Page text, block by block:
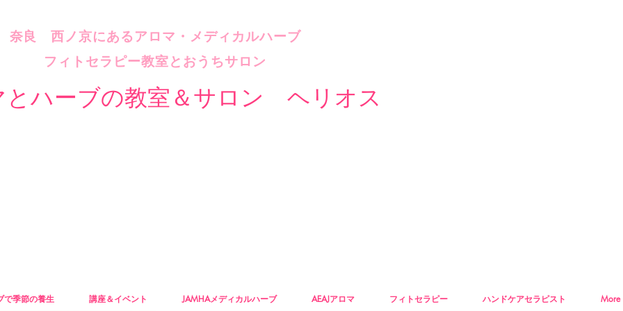
​奈良 西ノ京にあるアロマ・メディカルハーブ
フィトセラピー教室とおうちサロン
とハーブの教室＆サロン ヘリオス
で季節の養生 講座＆イベント JAMHAメディカルハーブ AEAJアロマ フィトセラピー ハンドケアセラピスト More